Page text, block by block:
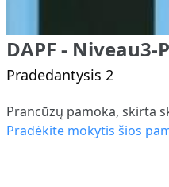
DAPF - Niveau3-
Pradedantysis 2
Prancūzų pamoka, skirta
Pradėkite mokytis šios